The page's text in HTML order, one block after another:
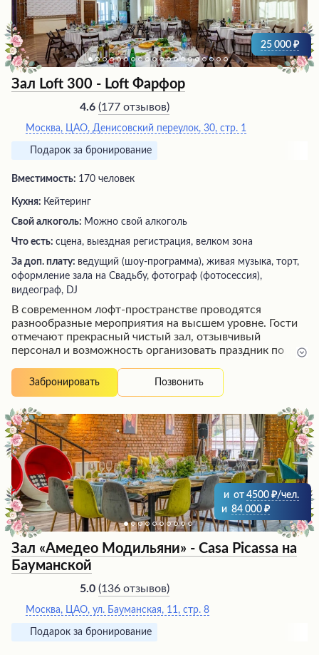
того, в заведении можно заказать услуги ведущего,
который сделает любое торжество веселым и
запоминающимся.
25 000
Зал Loft 300 - Loft Фарфор
4.6 (177 отзывов)
Москва, ЦАО, Денисовский переулок, 30, стр. 1
Подарок за бронирование
Вместимость: 170 человек
Кухня: Кейтеринг
Свой алкоголь: Можно свой алкоголь
Что есть: сцена, выездная регистрация, велком зона
За доп. плату: ведущий (шоу-программа), живая музыка, торт,
оформление зала на Свадьбу, фотограф (фотосессия),
видеограф, DJ
В современном лофт-пространстве проводятся
разнообразные мероприятия на высшем уровне. Гости
отмечают прекрасный чистый зал, отзывчивый
персонал и возможность организовать праздник по
атмосферу для небольших компаний, так и масштабные
площадки для крупных событий. Профессиональные
шеф-повара готовят вкусные блюда, полностью
соответствующие запросам гостей. Независимо от
формата мероприятия, посетители остаются довольны
сервисом и радушным гостеприимством.
Забронировать Позвонить
и от 4500
/чел.
и 84 000
Зал «Амедео Модильяни» - Casa Picassa на
Бауманской
5.0 (136 отзывов)
Москва, ЦАО, ул. Бауманская, 11, стр. 8
Подарок за бронирование